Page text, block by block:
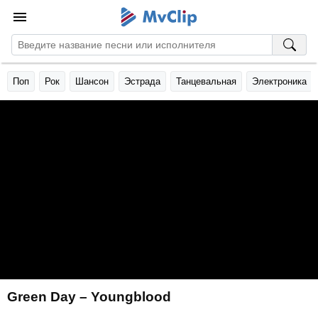
Поп Рок Шансон Эстрада Танцевальная Электроника
Green Day – Youngblood